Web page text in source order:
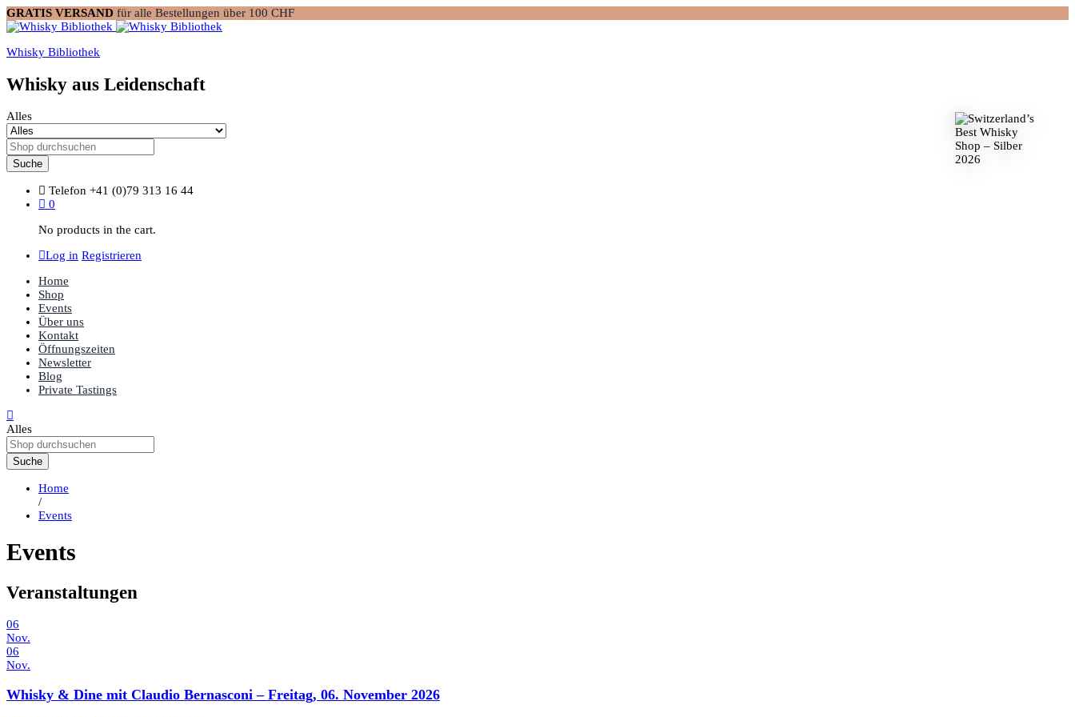
GRATIS VERSAND für alle Bestellungen über 100 CHF
Whisky Bibliothek
Whisky aus Leidenschaft
Alles
Suche
Telefon +41 (0)79 313 16 44
0
No products in the cart.
Log in Registrieren
Home
Shop
Events
Über uns
Kontakt
Öffnungszeiten
Newsletter
Blog
Private Tastings
Alles
Suche
Home
/
Events
Events
Veranstaltungen
06
Nov.
06
Nov.
Whisky & Dine mit Claudio Bernasconi – Freitag, 06. November 2026